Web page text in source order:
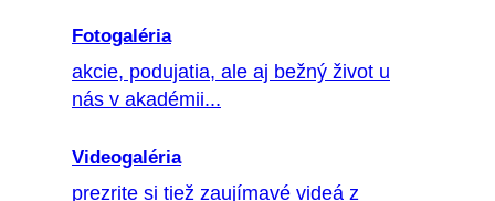
Fotogaléria
akcie, podujatia, ale aj bežný život u
nás v akadémii...
Videogaléria
prezrite si tiež zaujímavé videá z